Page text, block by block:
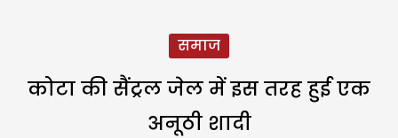
समाज
कोटा की सैंट्रल जेल में इस तरह हुई एक
अनूठी शादी